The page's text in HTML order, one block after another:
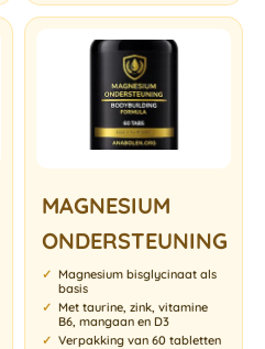
MAGNESIUM
ONDERSTEUNING
Magnesium bisglycinaat als
basis
Met taurine, zink, vitamine
B6, mangaan en D3
Verpakking van 60 tabletten